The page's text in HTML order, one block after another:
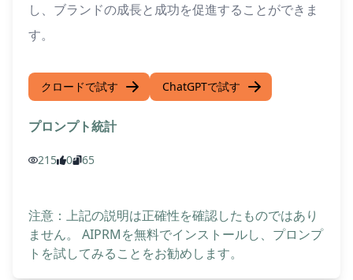
し、ブランドの成長と成功を促進することができま
す。
クロードで試す ChatGPTで試す
プロンプト統計
215 0 65
注意：上記の説明は正確性を確認したものではあり
ません。 AIPRMを無料でインストールし、プロンプ
トを試してみることをお勧めします。